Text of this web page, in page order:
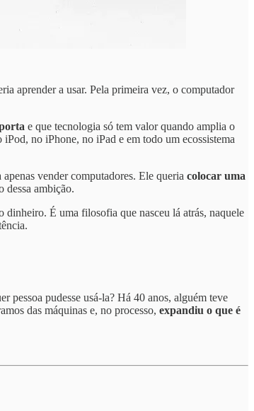
aprender a usar. Pela primeira vez, o computador
e que tecnologia só tem valor quando amplia o
no iPhone, no iPad e em todo um ecossistema
vender computadores. Ele queria colocar uma
dessa ambição.
dinheiro. É uma filosofia que nasceu lá atrás, naquele
pessoa pudesse usá-la? Há 40 anos, alguém teve
das máquinas e, no processo, expandiu o que é